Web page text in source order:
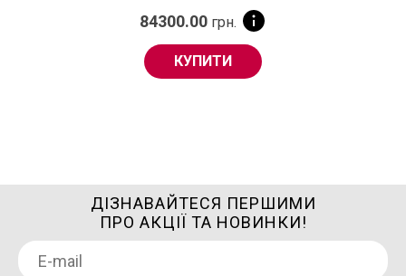
84300.00 грн.
КУПИТИ
ДІЗНАВАЙТЕСЯ ПЕРШИМИ
ПРО АКЦІЇ ТА НОВИНКИ!